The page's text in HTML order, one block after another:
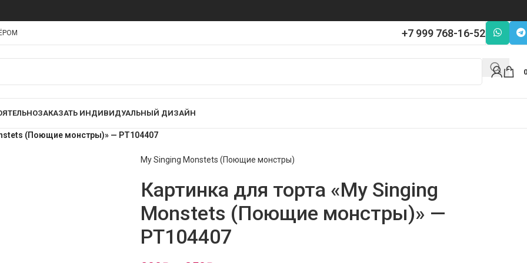
+7 999 768-16-52
0
ЗАКАЗАТЬ ИНДИВИДУАЛЬНЫЙ ДИЗАЙН
(Поющие монстры)» — PT104407
My Singing Monstets (Поющие монстры)
Картинка для торта «My Singing
Monstets (Поющие монстры)» —
PT104407